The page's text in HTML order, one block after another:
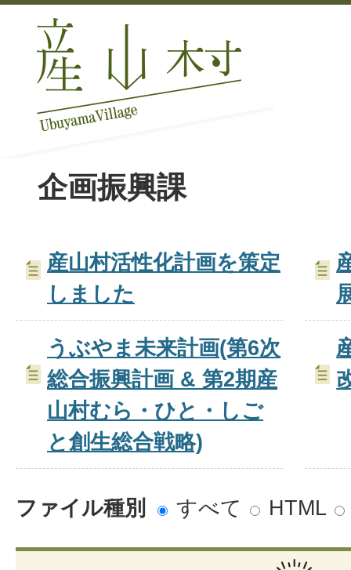
企画振興課
産山村活性化計画を策定
しました
うぶやま未来計画(第6次
総合振興計画 & 第2期産
山村むら・ひと・しご
と創生総合戦略)
ファイル種別 すべて HTML